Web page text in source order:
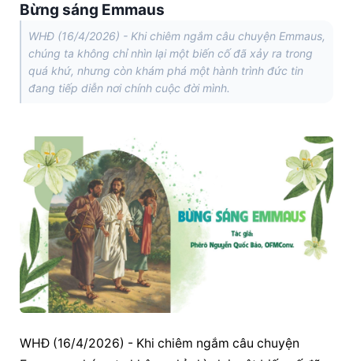
Bừng sáng Emmaus
WHĐ (16/4/2026) - Khi chiêm ngắm câu chuyện Emmaus,
chúng ta không chỉ nhìn lại một biến cố đã xảy ra trong
quá khứ, nhưng còn khám phá một hành trình đức tin
đang tiếp diễn nơi chính cuộc đời mình.
WHĐ (16/4/2026) - Khi chiêm ngắm câu chuyện